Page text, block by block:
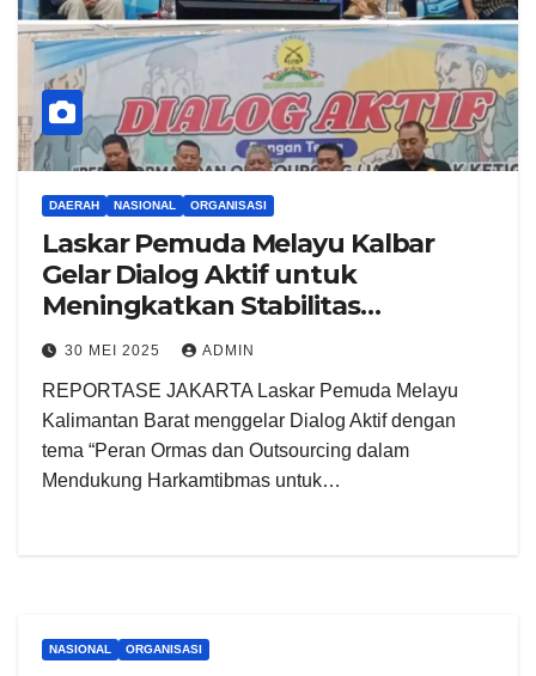
DAERAH NASIONAL ORGANISASI
Laskar Pemuda Melayu Kalbar
Gelar Dialog Aktif untuk
Meningkatkan Stabilitas
Keamanan dan Iklim Investasi
30 MEI 2025 ADMIN
REPORTASE JAKARTA Laskar Pemuda Melayu
Kalimantan Barat menggelar Dialog Aktif dengan
tema “Peran Ormas dan Outsourcing dalam
Mendukung Harkamtibmas untuk…
NASIONAL ORGANISASI